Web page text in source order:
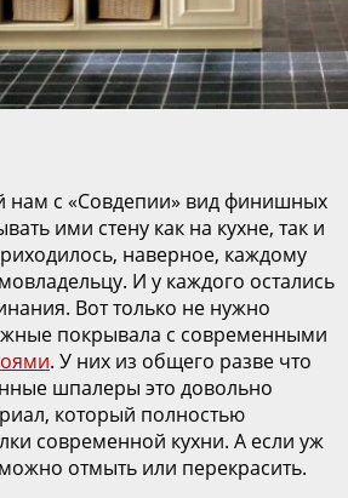
нам с «Совдепии» вид финишных
ими стену как на кухне, так и
наверное, каждому
И у каждого остались
Вот только не нужно
покрывала с современными
. У них из общего разве что
шпалеры это довольно
который полностью
современной кухни. А если уж
отмыть или перекрасить.